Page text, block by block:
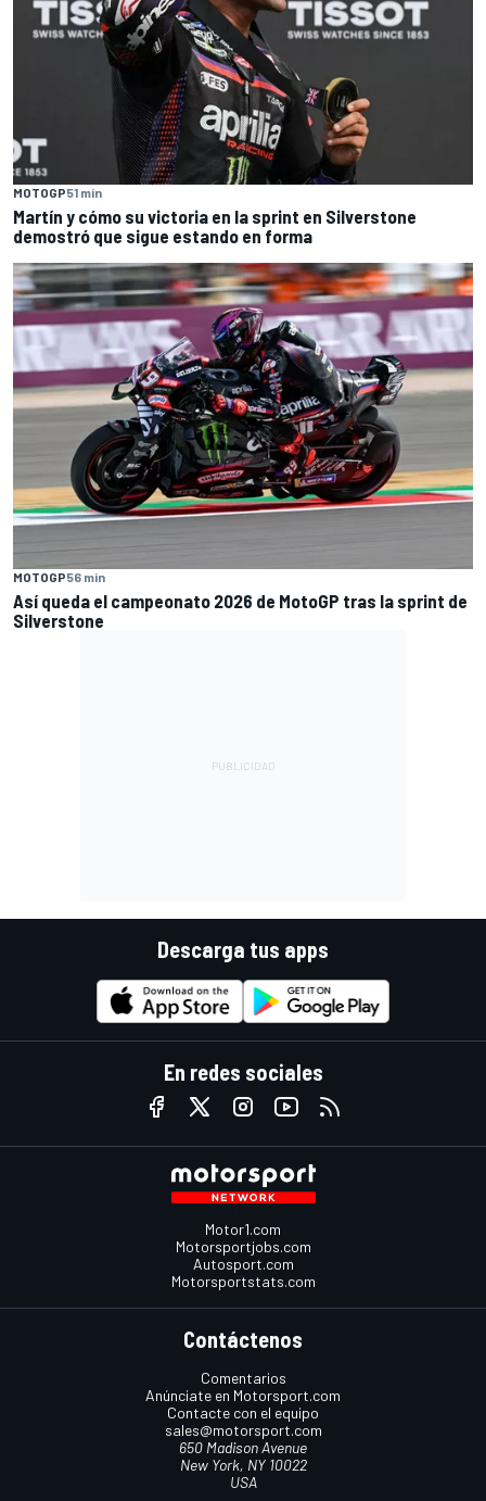
MOTOGP51 min
Martín y cómo su victoria en la sprint en Silverstone
demostró que sigue estando en forma
MOTOGP56 min
Así queda el campeonato 2026 de MotoGP tras la sprint de
Silverstone
Descarga tus apps
En redes sociales
Motor1.com
Motorsportjobs.com
Autosport.com
Motorsportstats.com
Contáctenos
Comentarios
Anúnciate en Motorsport.com
Contacte con el equipo
sales@motorsport.com
650 Madison Avenue
New York, NY 10022
USA